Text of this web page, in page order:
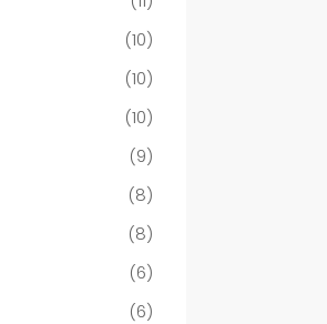
(10)
(10)
(10)
(9)
(8)
(8)
(6)
(6)